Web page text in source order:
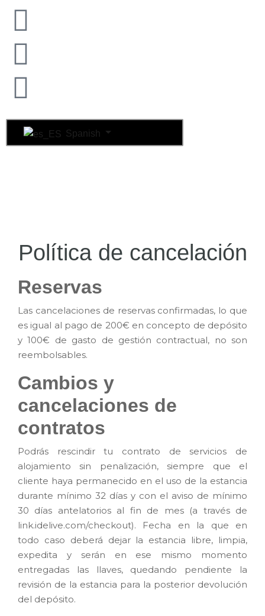
Spanish
Política de cancelación
Reservas
Las cancelaciones de reservas confirmadas, lo que
es igual al pago de 200€ en concepto de depósito
y 100€ de gasto de gestión contractual, no son
reembolsables.
Cambios y
cancelaciones de
contratos
Podrás rescindir tu contrato de servicios de
alojamiento sin penalización, siempre que el
cliente haya permanecido en el uso de la estancia
durante mínimo 32 días y con el aviso de mínimo
30 días antelatorios al fin de mes (a través de
link.idelive.com/checkout). Fecha en la que en
todo caso deberá dejar la estancia libre, limpia,
expedita y serán en ese mismo momento
entregadas las llaves, quedando pendiente la
revisión de la estancia para la posterior devolución
del depósito.